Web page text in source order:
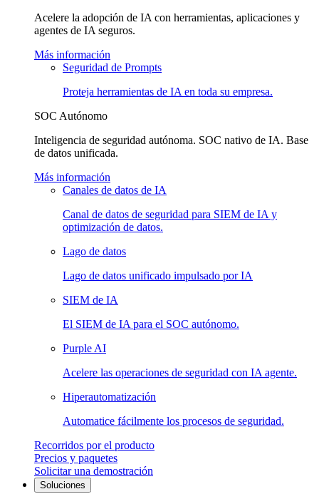
Acelere la adopción de IA con herramientas, aplicaciones y
agentes de IA seguros.
Más información
Seguridad de Prompts
Proteja herramientas de IA en toda su empresa.
SOC Autónomo
Inteligencia de seguridad autónoma. SOC nativo de IA. Base
de datos unificada.
Más información
Canales de datos de IA
Canal de datos de seguridad para SIEM de IA y
optimización de datos.
Lago de datos
Lago de datos unificado impulsado por IA
SIEM de IA
El SIEM de IA para el SOC autónomo.
Purple AI
Acelere las operaciones de seguridad con IA agente.
Hiperautomatización
Automatice fácilmente los procesos de seguridad.
Recorridos por el producto
Precios y paquetes
Solicitar una demostración
Soluciones